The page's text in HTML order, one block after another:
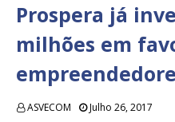
Prospera já
milhões em
ASVECOM Julho 26, 2017